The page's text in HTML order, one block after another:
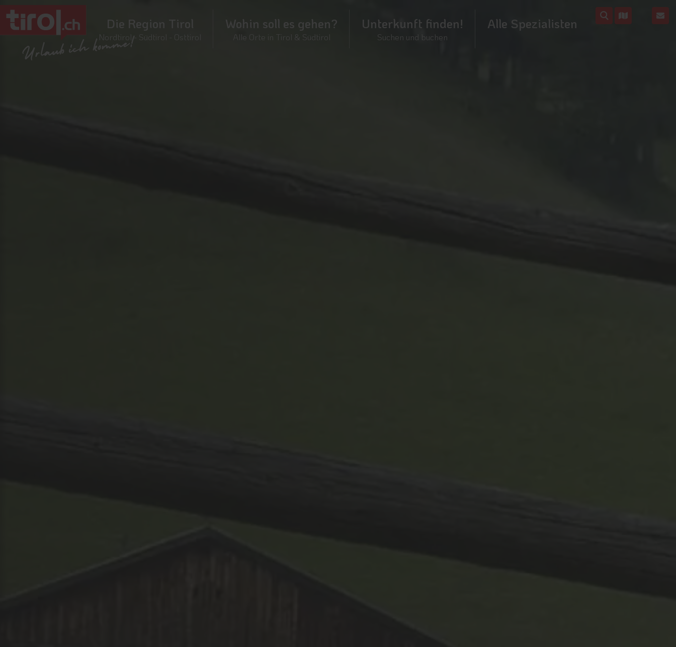
Die Region Tirol
Nordtirol - Südtirol - Osttirol
Wohin soll es gehen?
Alle Orte in Tirol & Südtirol
Unterkunft finden!
Suchen und buchen
Alle Spezialisten